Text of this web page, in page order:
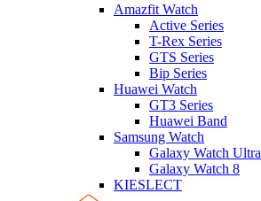
Amazfit Watch
Active Series
T-Rex Series
GTS Series
Bip Series
Huawei Watch
GT3 Series
Huawei Band
Samsung Watch
Galaxy Watch Ultra
Galaxy Watch 8
KIESLECT